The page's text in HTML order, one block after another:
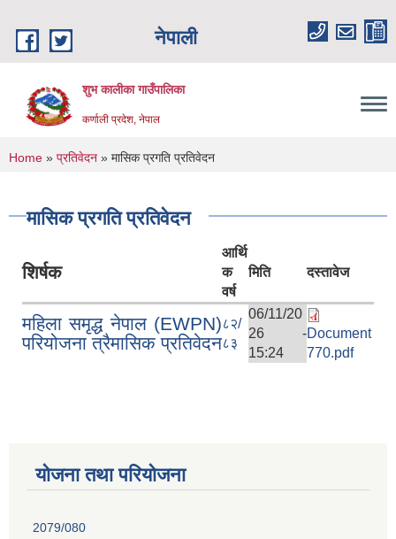
नेपाली
शुभ कालीका गाउँपालिका
कर्णाली प्रदेश, नेपाल
You are here
Home » प्रतिवेदन » मासिक प्रगति प्रतिवेदन
मासिक प्रगति प्रतिवेदन
शिर्षक
आर्थि
क
वर्ष
मिति दस्तावेज
महिला समृद्ध नेपा‍ल (EWPN)
परियोजना त्रैमासिक प्रतिवेदन
८२/
८३
06/11/20
26 -
15:24
Document
770.pdf
योजना तथा परियोजना
2079/080